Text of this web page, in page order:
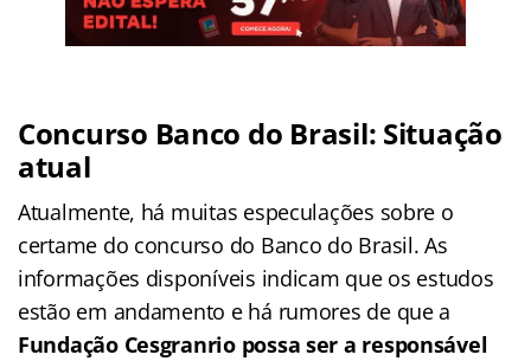
Concurso Banco do Brasil: Situação
atual
Atualmente, há muitas especulações sobre o
certame do concurso do Banco do Brasil. As
informações disponíveis indicam que os estudos
estão em andamento e há rumores de que a
Fundação Cesgranrio possa ser a responsável